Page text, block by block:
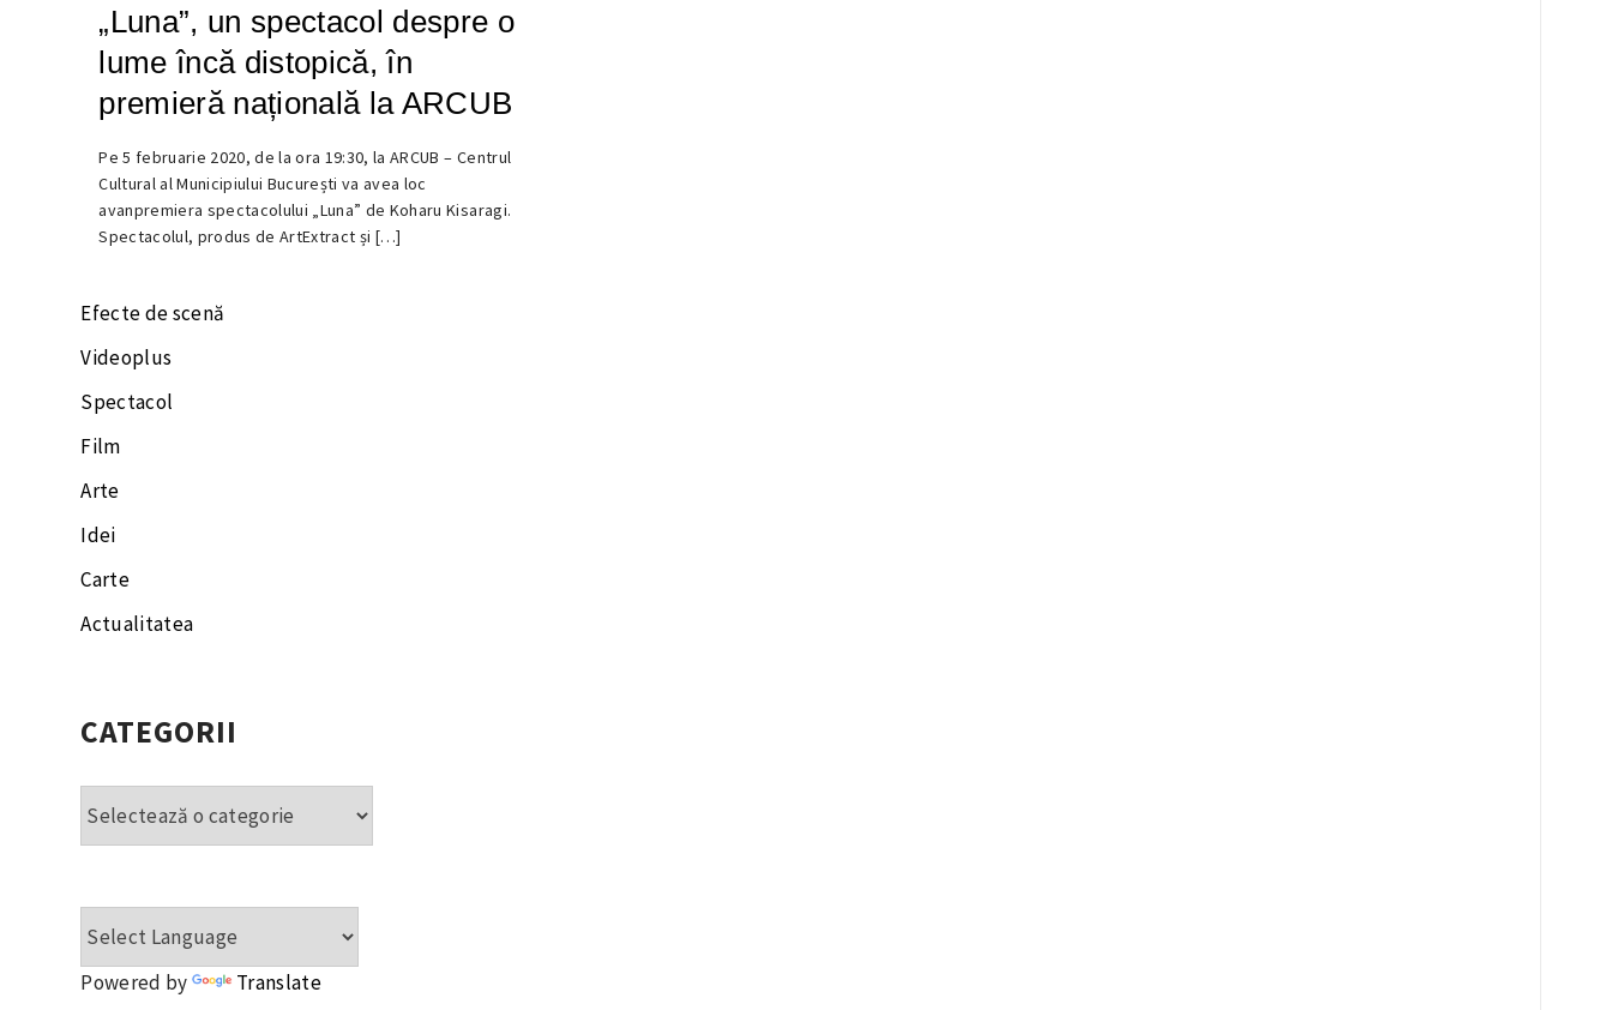
„Luna”, un spectacol despre o
lume încă distopică, în
premieră națională la ARCUB
29
IANUARIE
2020
Pe 5 februarie 2020, de la ora 19:30, la ARCUB – Centrul
Cultural al Municipiului București va avea loc
avanpremiera spectacolului „Luna” de Koharu Kisaragi.
Spectacolul, produs de ArtExtract și […]
Efecte de scenă
Videoplus
Spectacol
Film
Arte
Idei
Carte
Actualitatea
CATEGORII
Powered by Translate